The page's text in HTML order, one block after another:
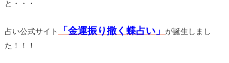
と・・・
占い公式サイト 「金運振り撒く蝶占い」
が誕生しまし
た！！！